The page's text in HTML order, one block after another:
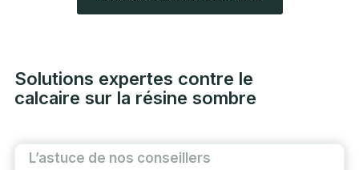
Solutions expertes contre le
calcaire sur la résine sombre
L’astuce de nos conseillers